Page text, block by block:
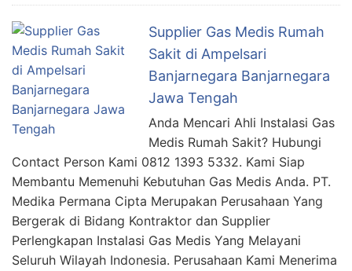
Supplier Gas Medis Rumah
Sakit di Ampelsari
Banjarnegara Banjarnegara
Jawa Tengah
Anda Mencari Ahli Instalasi Gas
Medis Rumah Sakit? Hubungi
Contact Person Kami 0812 1393 5332. Kami Siap
Membantu Memenuhi Kebutuhan Gas Medis Anda. PT.
Medika Permana Cipta Merupakan Perusahaan Yang
Bergerak di Bidang Kontraktor dan Supplier
Perlengkapan Instalasi Gas Medis Yang Melayani
Seluruh Wilayah Indonesia. Perusahaan Kami Menerima